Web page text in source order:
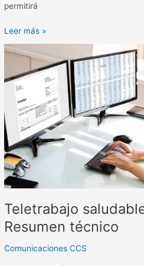
permitirá
Leer más »
Teletrabajo
Resumen técnico
Comunicaciones CCS
Teletrabajo
y
seguro.
Resumen
técnico